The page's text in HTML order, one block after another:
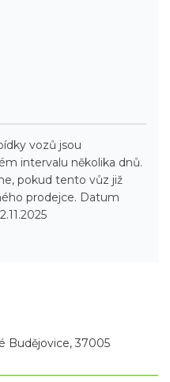
vozů jsou
intervalu několika dnů.
pokud tento vůz již
prodejce. Datum
Budějovice, 37005